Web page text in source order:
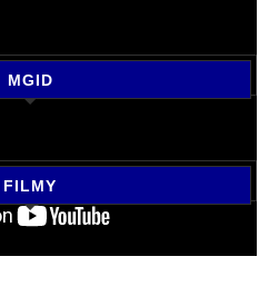
MGID
FILMY